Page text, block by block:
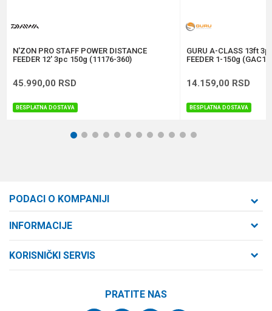
POŠALJI
N'ZON PRO STAFF POWER DISTANCE
FEEDER 12' 3pc 150g (11176-360)
45.990,00 RSD
BESPLATNA DOSTAVA
GURU A-CLASS 13ft
FEEDER 1-150g
14.159,00 RSD
BESPLATNA DOSTAVA
1 2 3 4 5 6 7 8 9 101112
PODACI O KOMPANIJI
Cara Dušana 47
INFORMACIJE
KORISNIČKI SERVIS
PRATITE NAS